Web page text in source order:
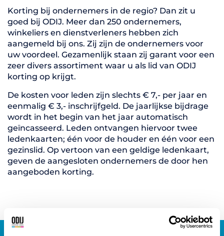
Korting bij ondernemers in de regio? Dan zit u
goed bij ODIJ. Meer dan 250 ondernemers,
winkeliers en dienstverleners hebben zich
aangemeld bij ons. Zij zijn de ondernemers voor
uw voordeel. Gezamenlijk staan zij garant voor een
zeer divers assortiment waar u als lid van ODIJ
korting op krijgt.
De kosten voor leden zijn slechts € 7,- per jaar en
eenmalig € 3,- inschrijfgeld. De jaarlijkse bijdrage
wordt in het begin van het jaar automatisch
geïncasseerd. Leden ontvangen hiervoor twee
ledenkaarten; één voor de houder en één voor een
gezinslid. Op vertoon van een geldige ledenkaart,
geven de aangesloten ondernemers de door hen
aangeboden korting.